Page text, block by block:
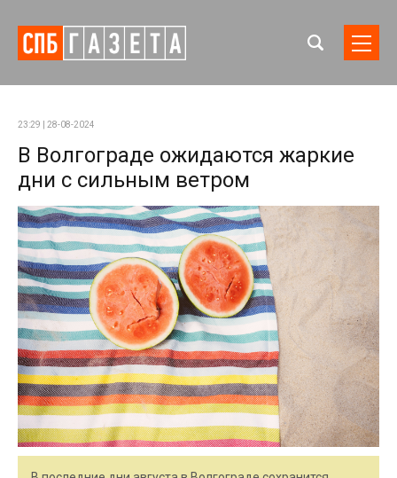
23:29 | 28-08-2024
В Волгограде ожидаются жаркие
дни с сильным ветром